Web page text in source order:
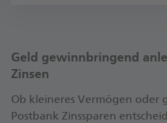
Geld gewinnbringend
Zinsen
Ob kleineres Vermögen oder
Postbank Zinssparen